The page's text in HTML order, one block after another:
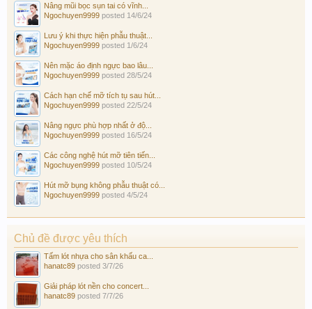
Nâng mũi bọc sụn tai có vĩnh...
Ngochuyen9999 posted 14/6/24
Lưu ý khi thực hiện phẫu thuật...
Ngochuyen9999 posted 1/6/24
Nên mặc áo định ngực bao lâu...
Ngochuyen9999 posted 28/5/24
Cách hạn chế mỡ tích tụ sau hút...
Ngochuyen9999 posted 22/5/24
Nâng ngực phù hợp nhất ở độ...
Ngochuyen9999 posted 16/5/24
Các công nghệ hút mỡ tiên tiến...
Ngochuyen9999 posted 10/5/24
Hút mỡ bụng không phẫu thuật có...
Ngochuyen9999 posted 4/5/24
Chủ đề được yêu thích
Tấm lót nhựa cho sân khấu ca...
hanatc89 posted 3/7/26
Giải pháp lót nền cho concert...
hanatc89 posted 7/7/26